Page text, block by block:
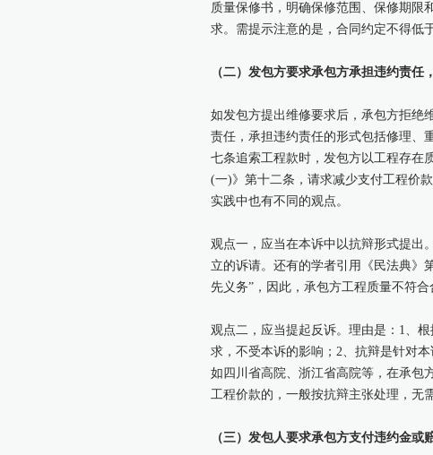
质量保修书，明确保修范围、保修期限
求。需提示注意的是，合同约定不得低
（二）发包方要求承包方承担违约责任
如发包方提出维修要求后，承包方拒绝
责任，承担违约责任的形式包括修理、
七条追索工程款时，发包方以工程存在
(一)》第十二条，请求减少支付工程价
实践中也有不同的观点。
观点一，应当在本诉中以抗辩形式提出
立的诉请。还有的学者引用《民法典》
先义务”，因此，承包方工程质量不符
观点二，应当提起反诉。理由是：1、
求，不受本诉的影响；2、抗辩是针对
如四川省高院、浙江省高院等，在承包
工程价款的，一般按抗辩主张处理，无
（三）发包人要求承包方支付违约金或